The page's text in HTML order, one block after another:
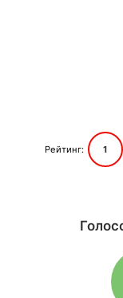
Рейтинг: 1